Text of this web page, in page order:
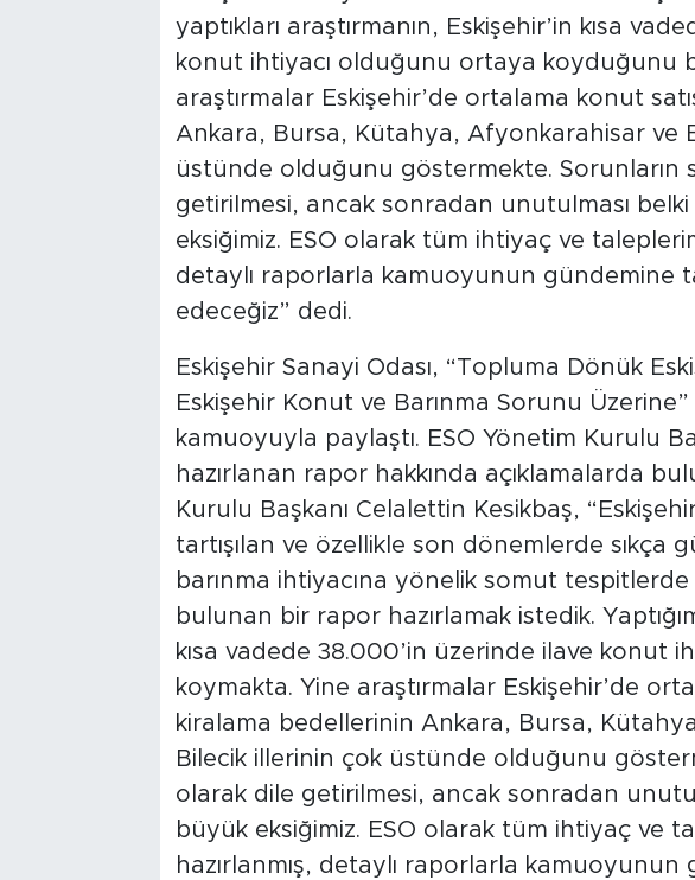
yaptıkları araştırmanın, Eskişehir’in kısa
konut ihtiyacı olduğunu ortaya koyduğunu
araştırmalar Eskişehir’de ortalama konut
Ankara, Bursa, Kütahya, Afyonkarahisar ve
üstünde olduğunu göstermekte. Sorunların
getirilmesi, ancak sonradan unutulması
eksiğimiz. ESO olarak tüm ihtiyaç ve
detaylı raporlarla kamuoyunun gündemine
edeceğiz” dedi.
Eskişehir Sanayi Odası, “Topluma Dönük
Eskişehir Konut ve Barınma Sorunu Üzerine”
kamuoyuyla paylaştı. ESO Yönetim Kurulu
hazırlanan rapor hakkında açıklamalarda
Kurulu Başkanı Celalettin Kesikbaş,
tartışılan ve özellikle son dönemlerde sıkça
barınma ihtiyacına yönelik somut
bulunan bir rapor hazırlamak istedik.
kısa vadede 38.000’in üzerinde ilave konut
koymakta. Yine araştırmalar Eskişehir’de
kiralama bedellerinin Ankara, Bursa,
Bilecik illerinin çok üstünde olduğunu
olarak dile getirilmesi, ancak sonradan
büyük eksiğimiz. ESO olarak tüm ihtiyaç ve
hazırlanmış, detaylı raporlarla kamuoyunun